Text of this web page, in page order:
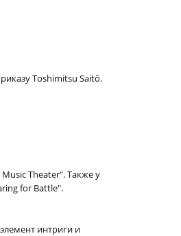
Toshimitsu Saitō.
Theater". Также у
for Battle".
интриги и